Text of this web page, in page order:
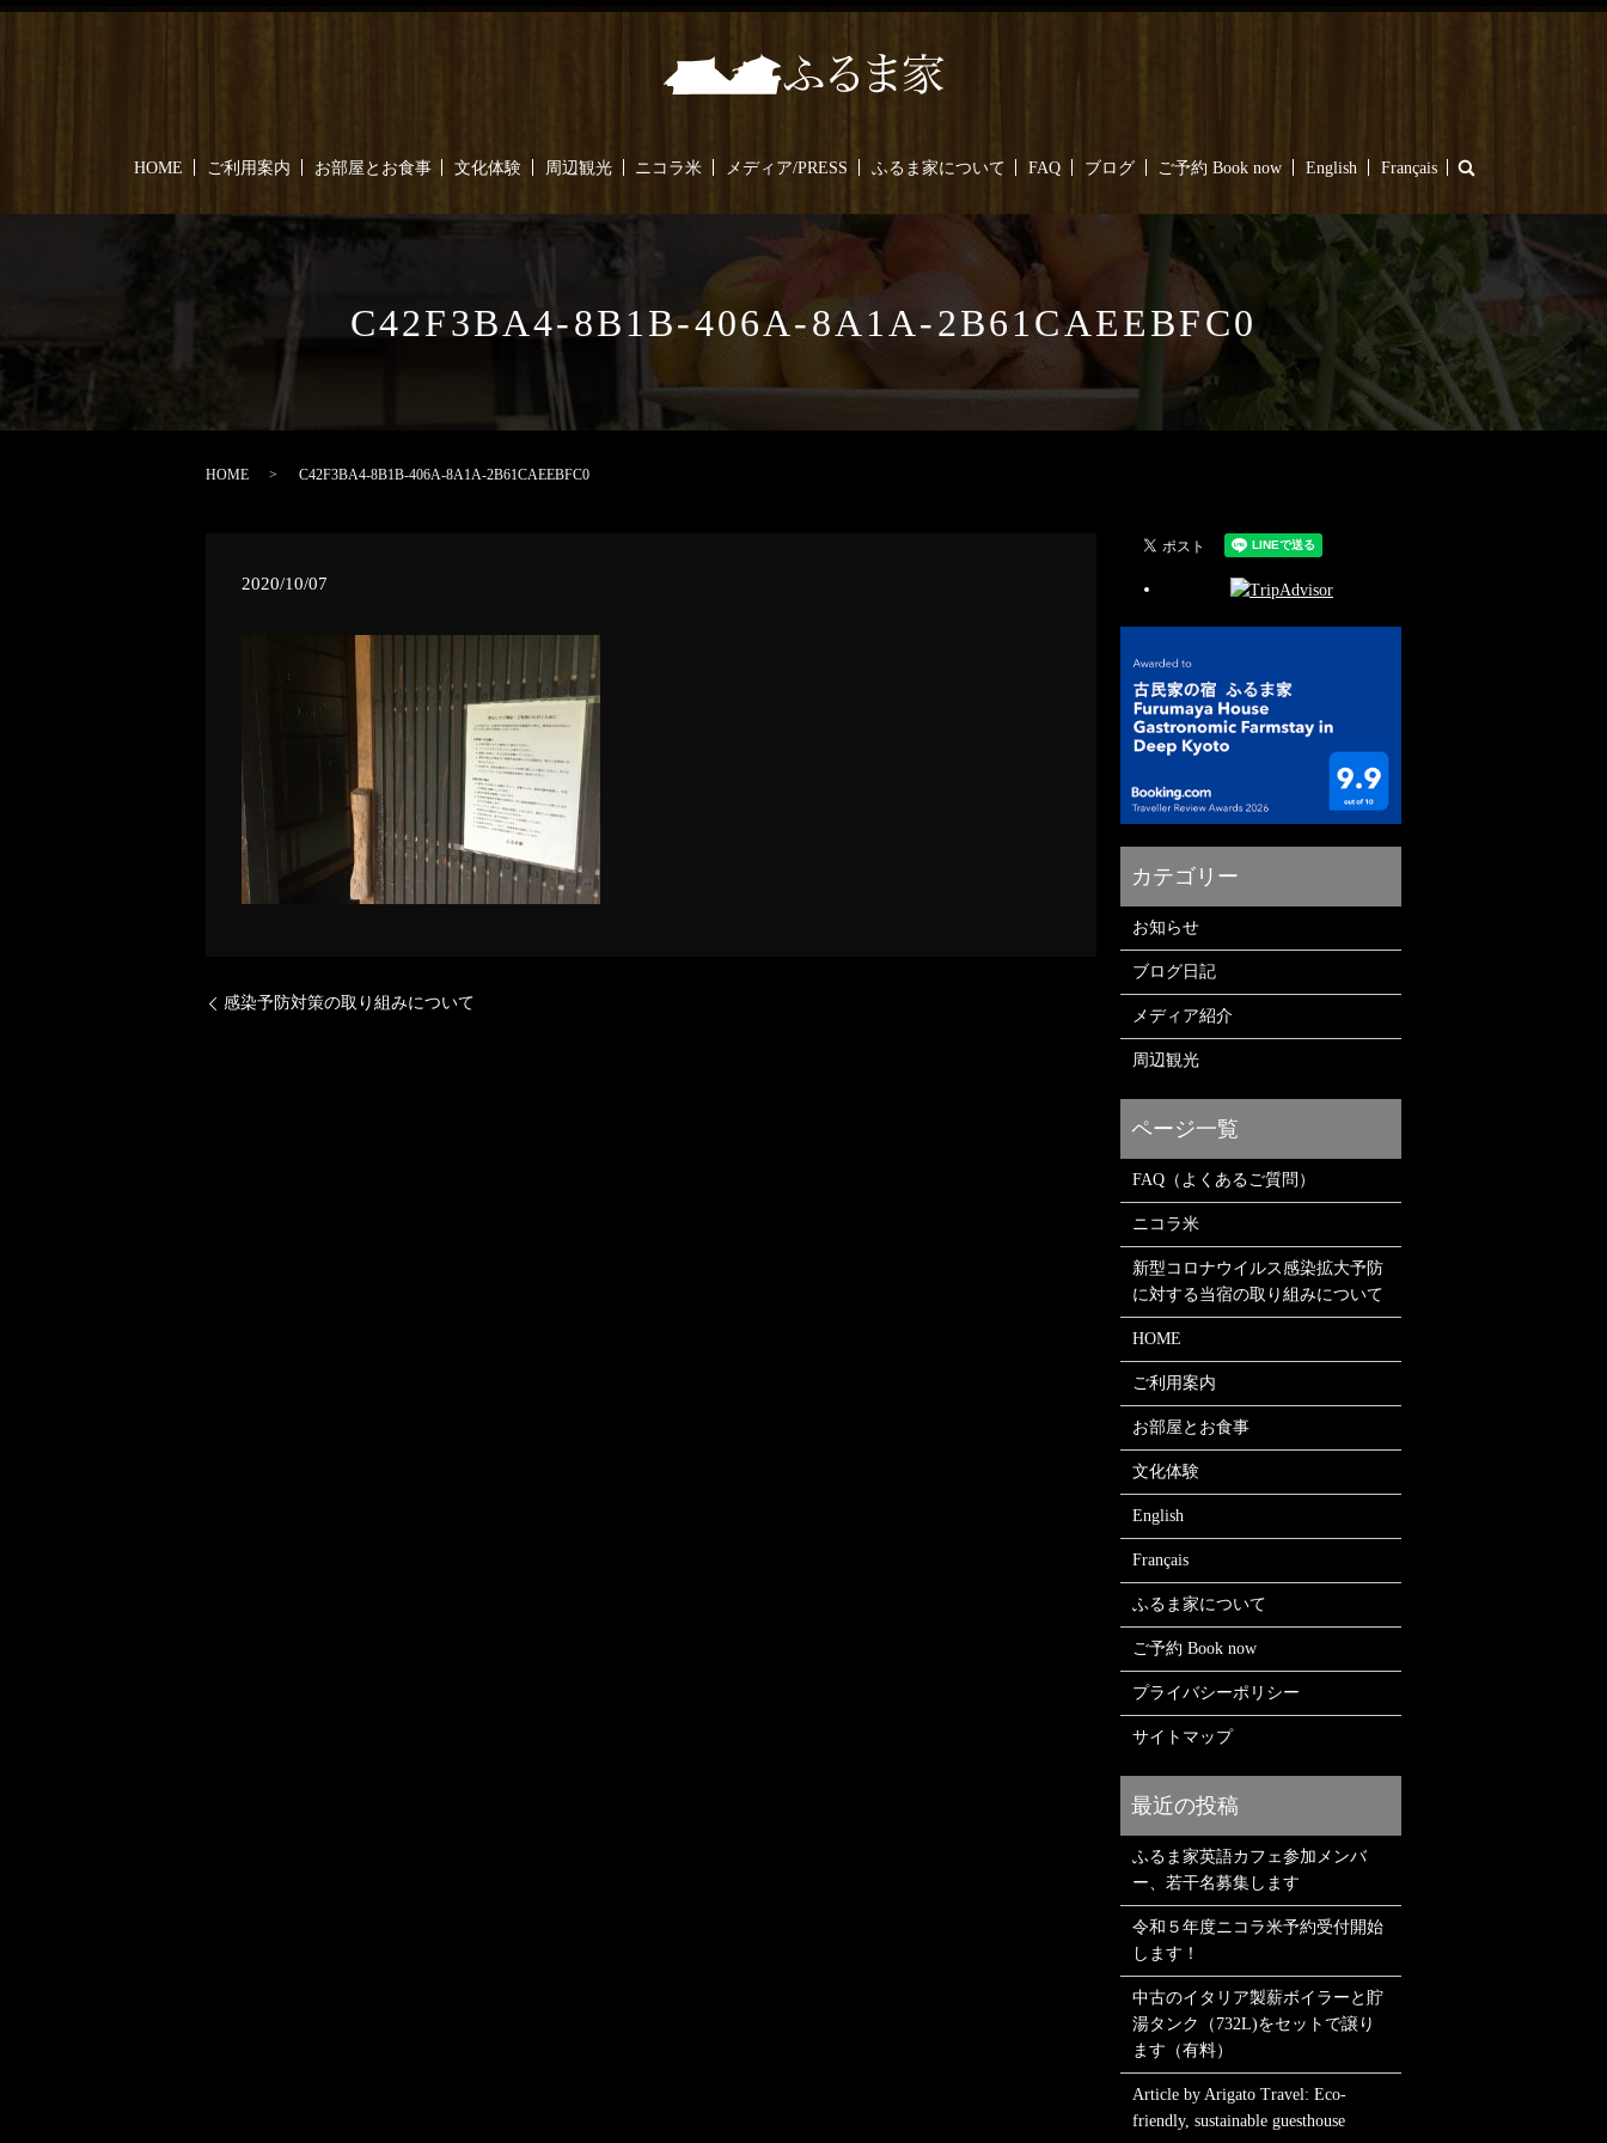
HOME ご利用案内 お部屋とお食事 文化体験 周辺観光 ニコラ米 メディア/PRESS ふるま家について FAQ ブログ ご予約 Book now English Français
C42F3BA4-8B1B-406A-8A1A-2B61CAEEBFC0
HOME C42F3BA4-8B1B-406A-8A1A-2B61CAEEBFC0
2020/10/07
感染予防対策の取り組みについて
お知らせ
ブログ日記
メディア紹介
周辺観光
FAQ（よくあるご質問）
ニコラ米
新型コロナウイルス感染拡大予防
に対する当宿の取り組みについて
HOME
ご利用案内
お部屋とお食事
文化体験
English
Français
ふるま家について
ご予約 Book now
プライバシーポリシー
サイトマップ
ふるま家英語カフェ参加メンバ
ー、若干名募集します
令和５年度ニコラ米予約受付開始
します！
中古のイタリア製薪ボイラーと貯
湯タンク（732L)をセットで譲り
ます（有料）
Article by Arigato Travel: Eco-
friendly, sustainable guesthouse